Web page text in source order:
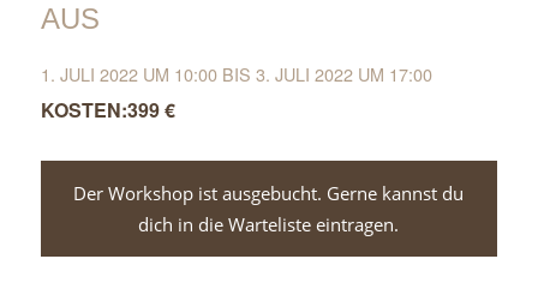
AUS
1. JULI 2022 UM 10:00BIS 3. JULI 2022 UM 17:00
399 €
Der Workshop ist ausgebucht. Gerne kannst du
dich in die Warteliste eintragen.